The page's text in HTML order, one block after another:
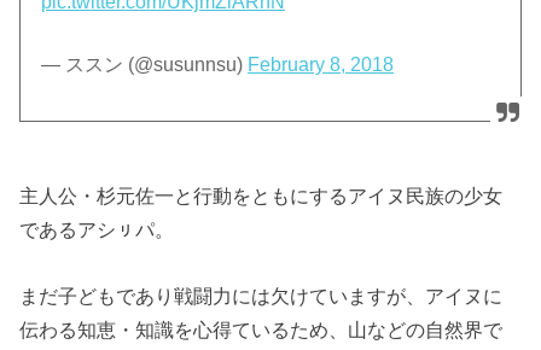
— ススン (@susunnsu) February 8, 2018
主人公・杉元佐一と行動をともにするアイヌ民族の少女
であるアシㇼパ。
まだ子どもであり戦闘力には欠けていますが、アイヌに
伝わる知恵・知識を心得ているため、山などの自然界で